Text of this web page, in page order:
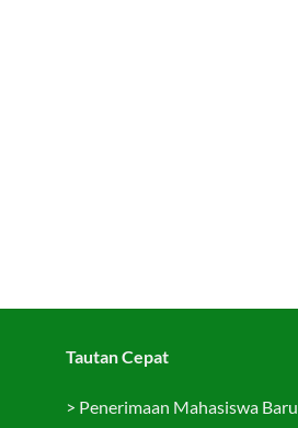
Tautan Cepat
> Penerimaan Mahasiswa Baru